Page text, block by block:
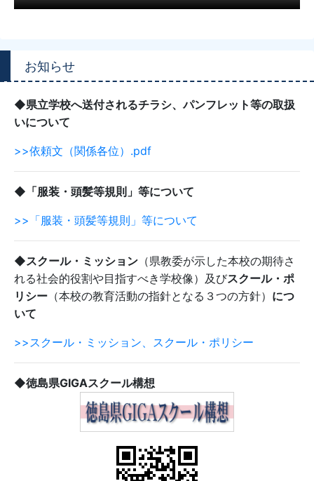
お知らせ
◆県立学校へ送付されるチラシ、パンフレット等の取扱
いについて
>>依頼文（関係各位）.pdf
◆「服装・頭髪等規則」等について
>>「服装・頭髪等規則」等について
◆スクール・ミッション （県教委が示した本校の期待さ
れる社会的役割や目指すべき学校像）及びスクール・ポ
リシー （本校の教育活動の指針となる３つの方針） につ
いて
>>スクール・ミッション、スクール・ポリシー
◆徳島県GIGAスクール構想